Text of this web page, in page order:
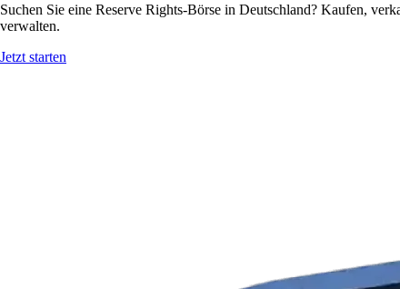
Suchen Sie eine Reserve Rights-Börse in Deutschland? Kaufen,
verwalten.
Jetzt starten